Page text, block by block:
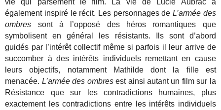
également inspiré le récit. Les personnages deL’armée des
ombres sont à l’opposé des héros romantiques que
symbolisent en général les résistants. Ils sont d’abord
guidés par l’intérêt collectif même si parfois il leur arrive de
succomber à des intérêts individuels remettant en cause
leurs objectifs, notamment Mathilde dont la fille est
menacée. L’armée des ombresest ainsi autant un film sur la
Résistance que sur les contradictions humaines, plus
exactement les contradictions entre les intérêts individuels